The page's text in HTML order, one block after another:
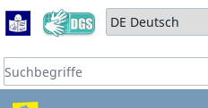
Zum Hauptbereich springen
Zum Hauptmenü springen
Sprache auswählen:
Suchbegriffe: